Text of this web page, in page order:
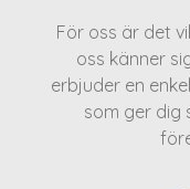
För oss är det
oss känner
erbjuder en
som ger dig